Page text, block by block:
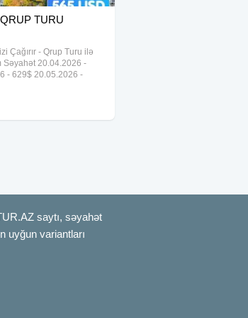
TURU
Çağırır - Qrup Turu ilə
Səyahət 20.04.2026 -
- 629$ 20.05.2026 -
- 629$ 06.07
saytı, səyahət
uyğun variantları